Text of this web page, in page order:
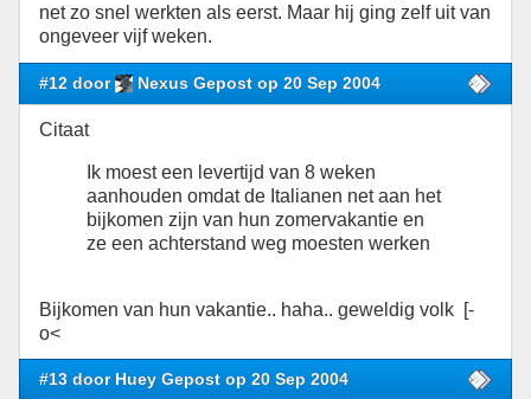
net zo snel werkten als eerst. Maar hij ging zelf uit van
ongeveer vijf weken.
#12 door Nexus Gepost op 20 Sep 2004
Citaat
Ik moest een levertijd van 8 weken
aanhouden omdat de Italianen net aan het
bijkomen zijn van hun zomervakantie en
ze een achterstand weg moesten werken
Bijkomen van hun vakantie.. haha.. geweldig volk [-
o<
#13 door Huey Gepost op 20 Sep 2004